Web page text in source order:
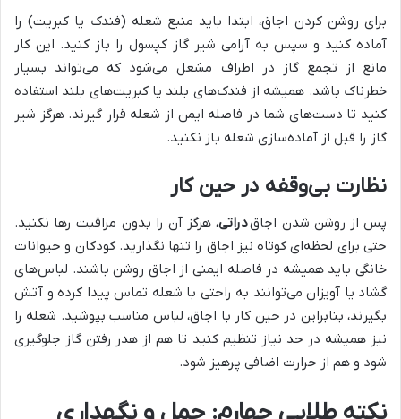
برای روشن کردن اجاق، ابتدا باید منبع شعله (فندک یا کبریت) را
آماده کنید و سپس به آرامی شیر گاز کپسول را باز کنید. این کار
مانع از تجمع گاز در اطراف مشعل می‌شود که می‌تواند بسیار
خطرناک باشد. همیشه از فندک‌های بلند یا کبریت‌های بلند استفاده
کنید تا دست‌های شما در فاصله ایمن از شعله قرار گیرند. هرگز شیر
گاز را قبل از آماده‌سازی شعله باز نکنید.
نظارت بی‌وقفه در حین کار
پس از روشن شدن اجاقدراتی، هرگز آن را بدون مراقبت رها نکنید.
حتی برای لحظه‌ای کوتاه نیز اجاق را تنها نگذارید. کودکان و حیوانات
خانگی باید همیشه در فاصله ایمنی از اجاق روشن باشند. لباس‌های
گشاد یا آویزان می‌توانند به راحتی با شعله تماس پیدا کرده و آتش
بگیرند، بنابراین در حین کار با اجاق، لباس مناسب بپوشید. شعله را
نیز همیشه در حد نیاز تنظیم کنید تا هم از هدر رفتن گاز جلوگیری
شود و هم از حرارت اضافی پرهیز شود.